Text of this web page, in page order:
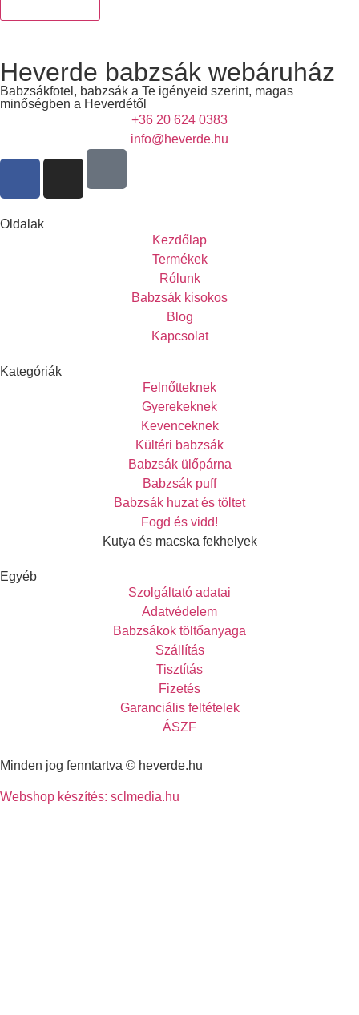
Heverde babzsák webáruház
Babzsákfotel, babzsák a Te igényeid szerint, magas
minőségben a Heverdétől
+36 20 624 0383
info@heverde.hu
Oldalak
Kezdőlap
Termékek
Rólunk
Babzsák kisokos
Blog
Kapcsolat
Kategóriák
Felnőtteknek
Gyerekeknek
Kevenceknek
Kültéri babzsák
Babzsák ülőpárna
Babzsák puff
Babzsák huzat és töltet
Fogd és vidd!
Kutya és macska fekhelyek
Egyéb
Szolgáltató adatai
Adatvédelem
Babzsákok töltőanyaga
Szállítás
Tisztítás
Fizetés
Garanciális feltételek
ÁSZF
Minden jog fenntartva © heverde.hu
Webshop készítés: sclmedia.hu